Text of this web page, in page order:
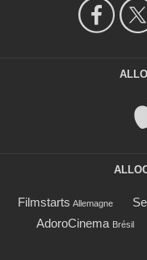
Filmstarts Allemagne
AdoroCinema Brésil